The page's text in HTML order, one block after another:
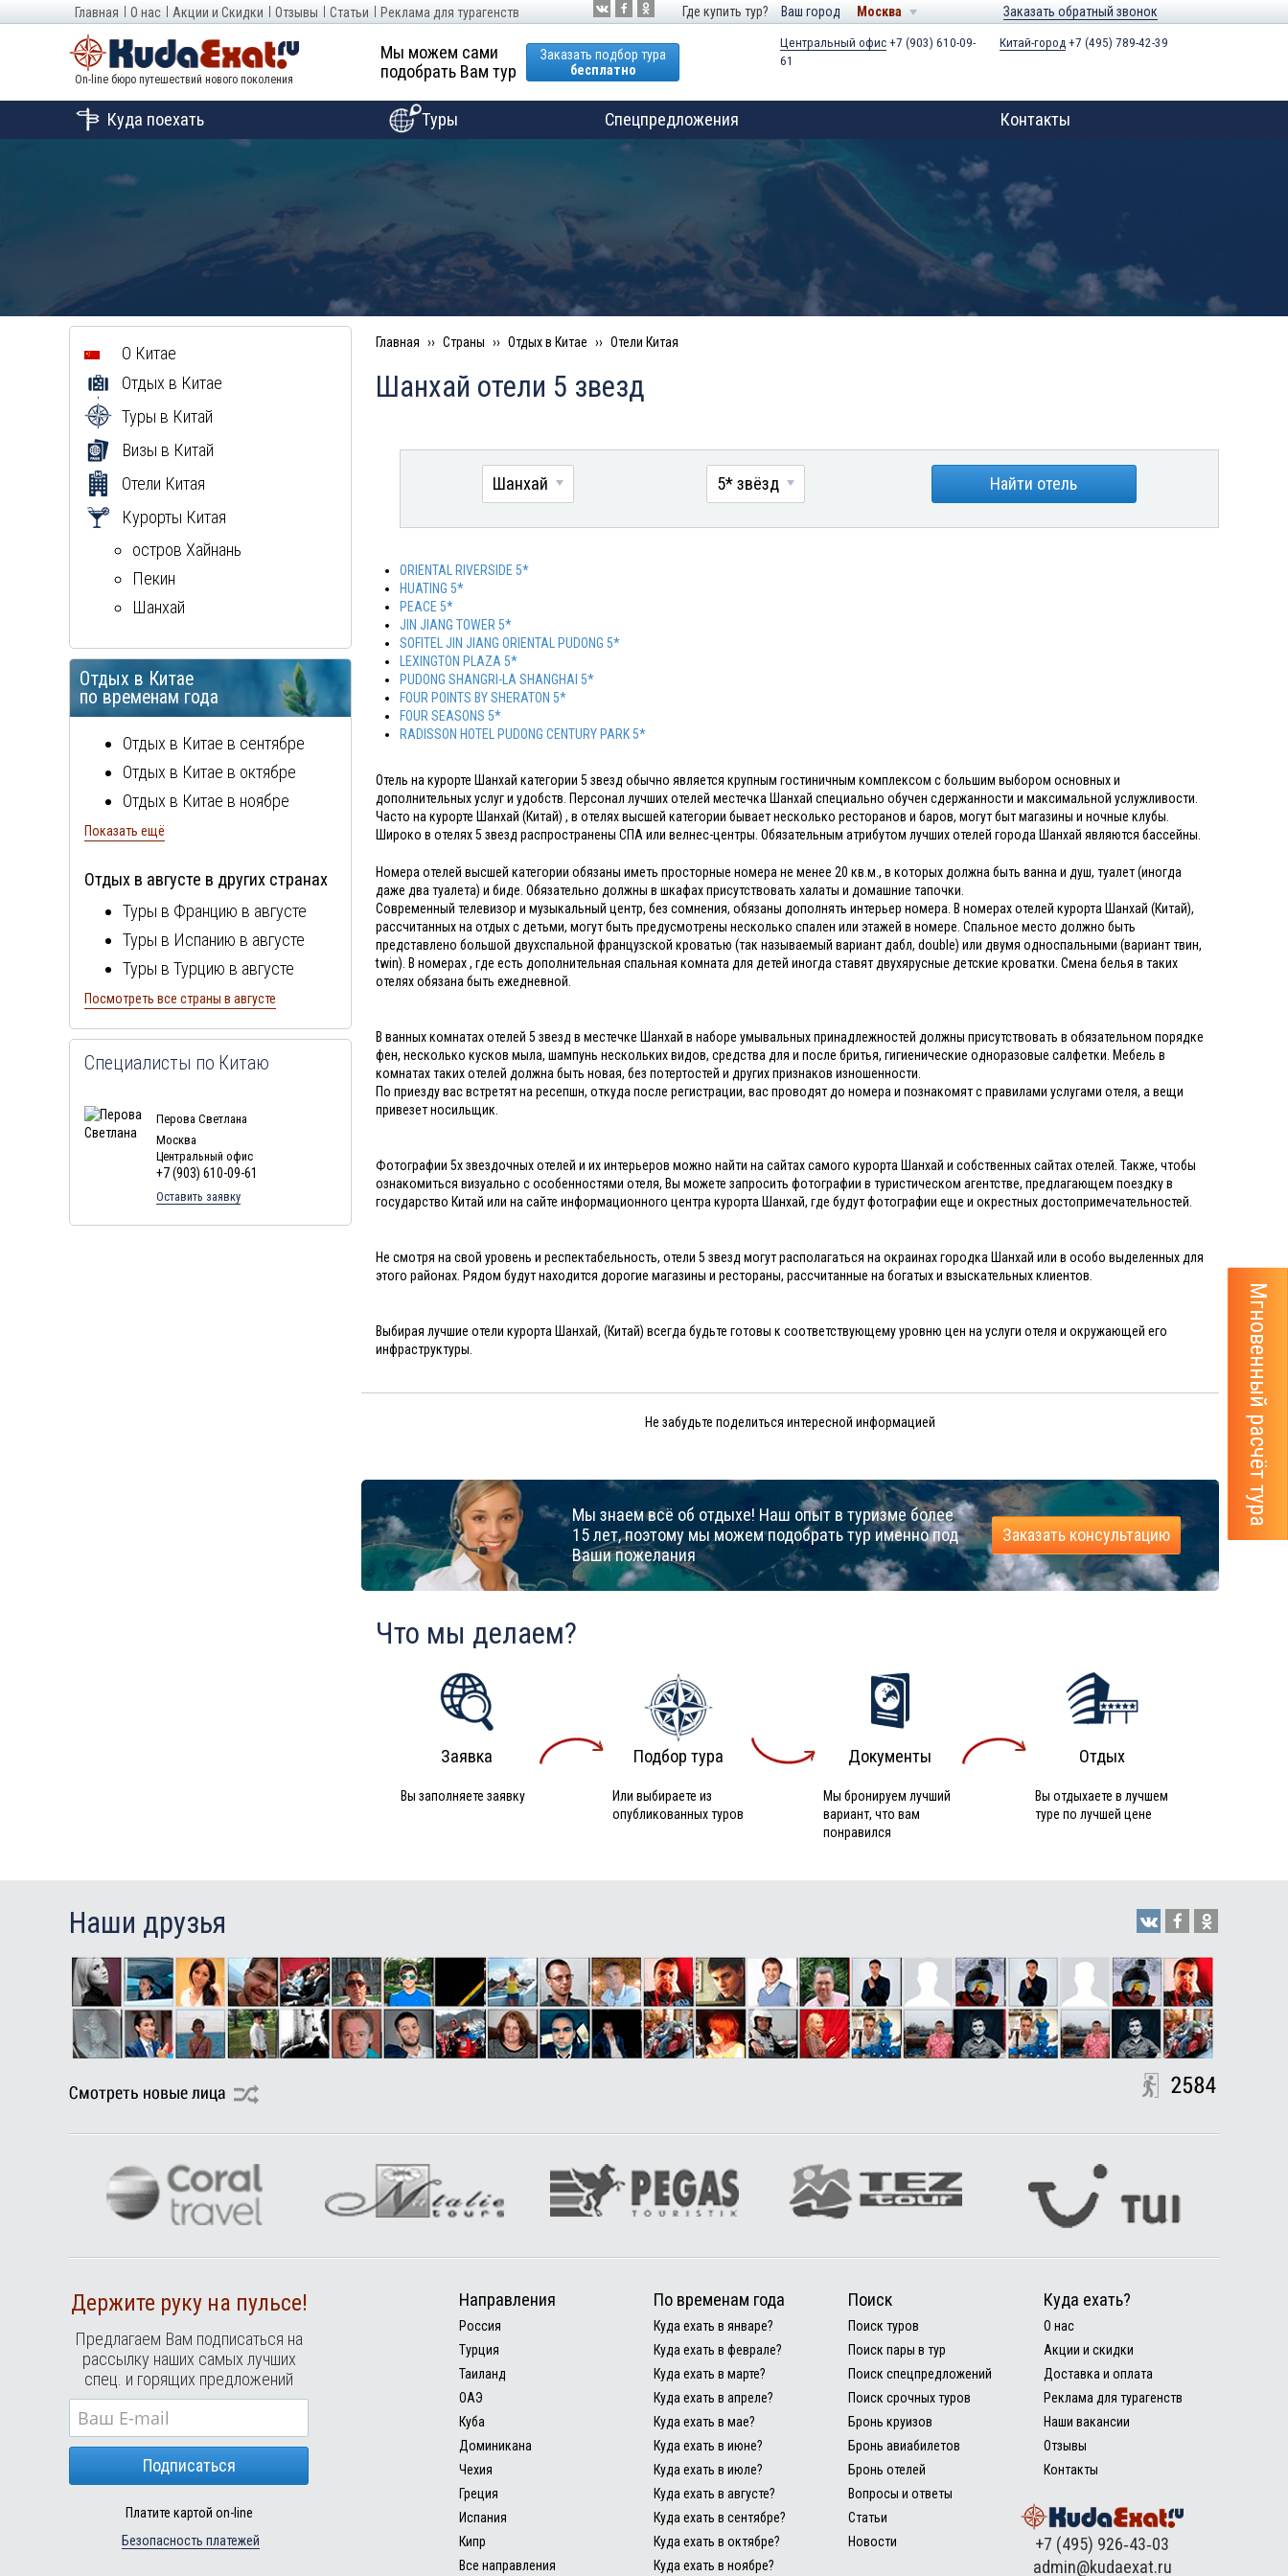
Мгновенный расчёт тура
Главная О нас Акции и Скидки Отзывы Статьи Реклама для турагенств Где купить тур? Ваш город Москва Заказать обратный звонок
On-line бюро путешествий нового поколения
Мы можем сами
подобрать Вам тур
Заказать подбор тура
бесплатно
Центральный офис+7 (903) 610-09-
61
Китай-город+7 (495) 789-42-39
Куда поехать Туры Спецпредложения Контакты
Главная Страны Отдых в Китае Отели Китая
Шанхай отели 5 звезд
Шанхай 5* звёзд Найти отель
ORIENTAL RIVERSIDE 5*
HUATING 5*
PEACE 5*
JIN JIANG TOWER 5*
SOFITEL JIN JIANG ORIENTAL PUDONG 5*
LEXINGTON PLAZA 5*
PUDONG SHANGRI-LA SHANGHAI 5*
FOUR POINTS BY SHERATON 5*
FOUR SEASONS 5*
RADISSON HOTEL PUDONG CENTURY PARK 5*
Отель на курорте Шанхай категории 5 звезд обычно является крупным гостиничным комплексом с большим выбором основных и
дополнительных услуг и удобств. Персонал лучших отелей местечка Шанхай специально обучен сдержанности и максимальной услужливости.
Часто на курорте Шанхай (Китай) , в отелях высшей категории бывает несколько ресторанов и баров, могут быт магазины и ночные клубы.
Широко в отелях 5 звезд распространены СПА или велнес-центры. Обязательным атрибутом лучших отелей города Шанхай являются бассейны.
Номера отелей высшей категории обязаны иметь просторные номера не менее 20 кв.м., в которых должна быть ванна и душ, туалет (иногда
даже два туалета) и биде. Обязательно должны в шкафах присутствовать халаты и домашние тапочки.
Современный телевизор и музыкальный центр, без сомнения, обязаны дополнять интерьер номера. В номерах отелей курорта Шанхай (Китай),
рассчитанных на отдых с детьми, могут быть предусмотрены несколько спален или этажей в номере. Спальное место должно быть
представлено большой двухспальной французской кроватью (так называемый вариант дабл, double) или двумя односпальными (вариант твин,
twin). В номерах , где есть дополнительная спальная комната для детей иногда ставят двухярусные детские кроватки. Смена белья в таких
отелях обязана быть ежедневной.
В ванных комнатах отелей 5 звезд в местечке Шанхай в наборе умывальных принадлежностей должны присутствовать в обязательном порядке
фен, несколько кусков мыла, шампунь нескольких видов, средства для и после бритья, гигиенические одноразовые салфетки. Мебель в
комнатах таких отелей должна быть новая, без потертостей и других признаков изношенности.
По приезду вас встретят на ресепшн, откуда после регистрации, вас проводят до номера и познакомят с правилами услугами отеля, а вещи
привезет носильщик.
Фотографии 5х звездочных отелей и их интерьеров можно найти на сайтах самого курорта Шанхай и собственных сайтах отелей. Также, чтобы
ознакомиться визуально с особенностями отеля, Вы можете запросить фотографии в туристическом агентстве, предлагающем поездку в
государство Китай или на сайте информационного центра курорта Шанхай, где будут фотографии еще и окрестных достопримечательностей.
Не смотря на свой уровень и респектабельность, отели 5 звезд могут располагаться на окраинах городка Шанхай или в особо выделенных для
этого районах. Рядом будут находится дорогие магазины и рестораны, рассчитанные на богатых и взыскательных клиентов.
Выбирая лучшие отели курорта Шанхай, (Китай) всегда будьте готовы к соответствующему уровню цен на услуги отеля и окружающей его
инфраструктуры.
Не забудьте поделиться интересной информацией
Мы знаем всё об отдыхе! Наш опыт в туризме более
15 лет, поэтому мы можем подобрать тур именно под
Ваши пожелания
Заказать консультацию
Что мы делаем?
Заявка
Вы заполняете заявку
Подбор тура
Или выбираете из
опубликованных туров
Документы
Мы бронируем лучший
вариант, что вам
понравился
Отдых
Вы отдыхаете в лучшем
туре по лучшей цене
О Китае
Отдых в Китае
Туры в Китай
Визы в Китай
Отели Китая
Курорты Китая
остров Хайнань
Пекин
Шанхай
Отдых в Китае
по временам года
Отдых в Китае в сентябре
Отдых в Китае в октябре
Отдых в Китае в ноябре
Отдых в Китае в декабре
Отдых в Китае в феврале
Отдых в Китае в марте
Отдых в Китае в апреле
Отдых в Китае в мае
Отдых в Китае в июне
Отдых в Китае в июле
Показать ещё
Отдых в августе в других странах
Туры в Францию в августе
Туры в Испанию в августе
Туры в Турцию в августе
Туры в Болгарию в августе
Туры в Португалию в августе
Туры в Италию в августе
Туры в Кипр в августе
Туры в Швейцарию в августе
Туры в ОАЭ в августе
Туры в Мальту в августе
Туры в Таиланд в августе
Посмотреть все страны в августе
Специалисты по Китаю
Перова Светлана
Москва
Центральный офис
+7 (903) 610-09-61
Оставить заявку
Наши друзья
Держите руку на пульсе!
Предлагаем Вам подписаться на
рассылку наших самых лучших
спец. и горящих предложений
Подписаться
Платите картой on-line
Безопасность платежей
Направления
Россия
Турция
Таиланд
ОАЭ
Куба
Доминикана
Чехия
Греция
Испания
Кипр
Все направления
По временам года
Куда ехать в январе?
Куда ехать в феврале?
Куда ехать в марте?
Куда ехать в апреле?
Куда ехать в мае?
Куда ехать в июне?
Куда ехать в июле?
Куда ехать в августе?
Куда ехать в сентябре?
Куда ехать в октябре?
Куда ехать в ноябре?
Поиск
Поиск туров
Поиск пары в тур
Поиск спецпредложений
Поиск срочных туров
Бронь круизов
Бронь авиабилетов
Бронь отелей
Вопросы и ответы
Статьи
Новости
Куда ехать?
О нас
Акции и скидки
Доставка и оплата
Реклама для турагенств
Наши вакансии
Отзывы
Контакты
+7 (495) 926‑43‑03
admin@kudaexat.ru